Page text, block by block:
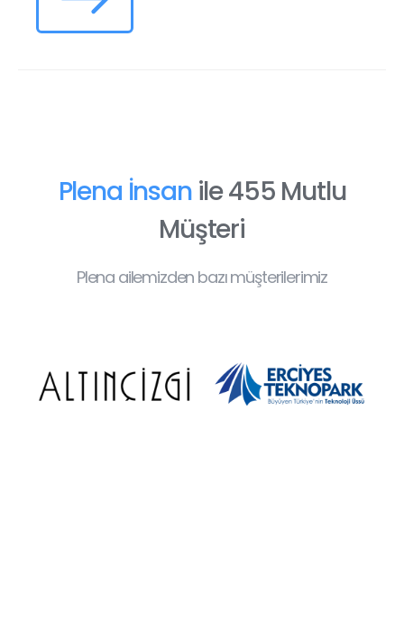
Plena İnsanile 455 Mutlu
Müşteri
Plena ailemizden bazı müşterilerimiz